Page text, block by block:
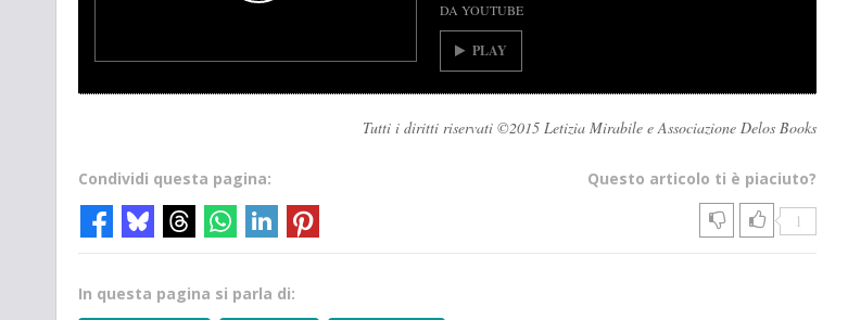
DA YOUTUBE
PLAY
Tutti i diritti riservati ©2015 Letizia Mirabile e Associazione Delos Books
Questo articolo ti è piaciuto?
1
Condividi questa pagina:
In questa pagina si parla di: